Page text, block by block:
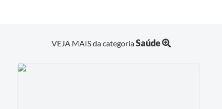
VEJA MAIS da categoriaSaúde